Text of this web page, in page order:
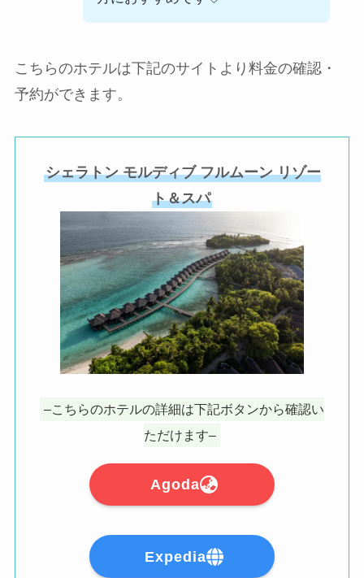
こちらのホテルは下記のサイトより料金の確認・
予約ができます。
シェラトン モルディブ フルムーン リゾー
ト＆スパ
–こちらのホテルの詳細は下記ボタンから確認い
ただけます–
Agoda
Expedia